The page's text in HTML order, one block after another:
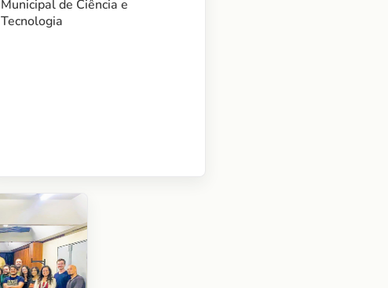
Municipal de Ciência e
Tecnologia